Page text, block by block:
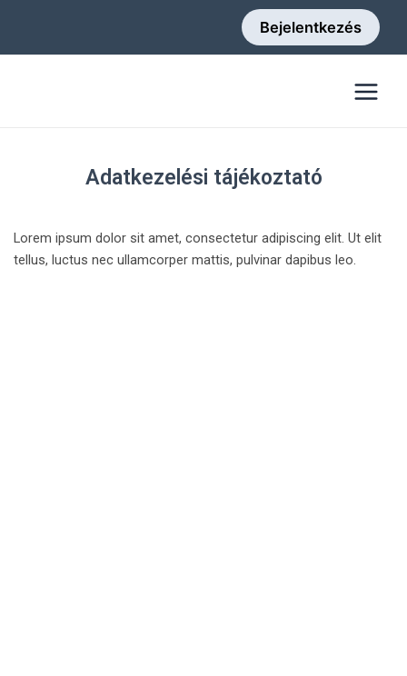
content
Bejelentkezés
Menu
Adatkezelési tájékoztató
Lorem ipsum dolor sit amet, consectetur adipiscing elit. Ut elit
tellus, luctus nec ullamcorper mattis, pulvinar dapibus leo.